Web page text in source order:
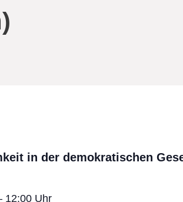
in der demokratischen
12:00 Uhr